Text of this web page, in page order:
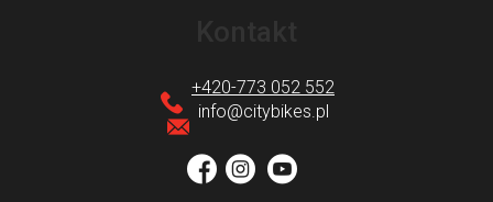
info@citybikes.pl
+420-773 052 552